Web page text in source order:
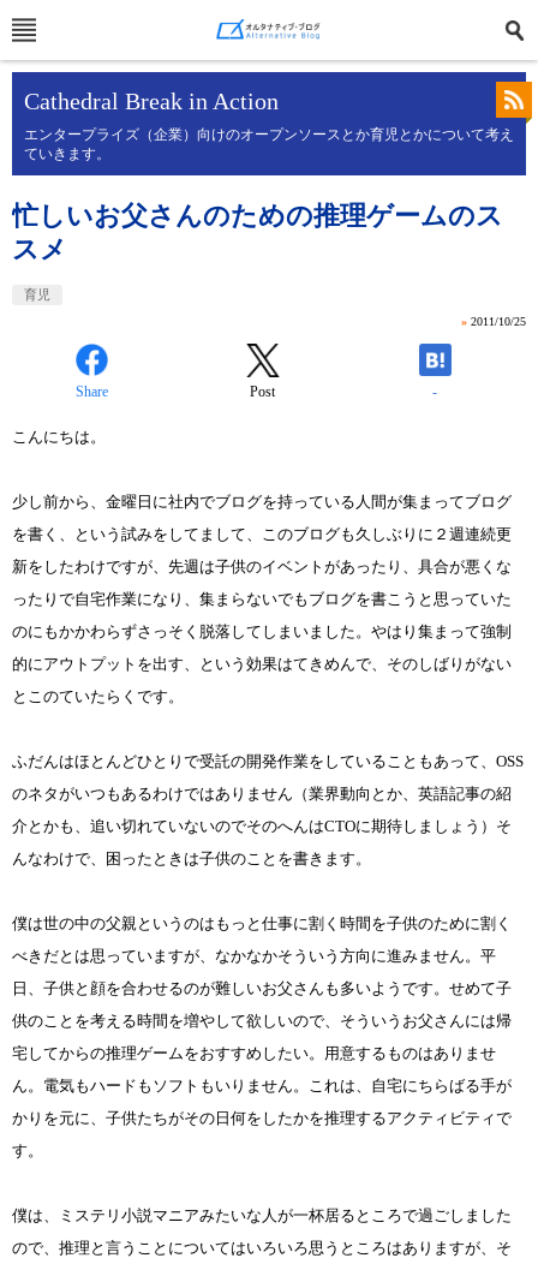
Cathedral Break in Action
エンタープライズ（企業）向けのオープンソースとか育児とかについて考え
ていきます。
忙しいお父さんのための推理ゲームのス
スメ
育児
» 2011/10/25
Share Post -
こんにちは。
少し前から、金曜日に社内でブログを持っている人間が集まってブログ
を書く、という試みをしてまして、このブログも久しぶりに２週連続更
新をしたわけですが、先週は子供のイベントがあったり、具合が悪くな
ったりで自宅作業になり、集まらないでもブログを書こうと思っていた
のにもかかわらずさっそく脱落してしまいました。やはり集まって強制
的にアウトプットを出す、という効果はてきめんで、そのしばりがない
とこのていたらくです。
ふだんはほとんどひとりで受託の開発作業をしていることもあって、OSS
のネタがいつもあるわけではありません（業界動向とか、英語記事の紹
介とかも、追い切れていないのでそのへんはCTOに期待しましょう）そ
んなわけで、困ったときは子供のことを書きます。
僕は世の中の父親というのはもっと仕事に割く時間を子供のために割く
べきだとは思っていますが、なかなかそういう方向に進みません。平
日、子供と顔を合わせるのが難しいお父さんも多いようです。せめて子
供のことを考える時間を増やして欲しいので、そういうお父さんには帰
宅してからの推理ゲームをおすすめしたい。用意するものはありませ
ん。電気もハードもソフトもいりません。これは、自宅にちらばる手が
かりを元に、子供たちがその日何をしたかを推理するアクティビティで
す。
僕は、ミステリ小説マニアみたいな人が一杯居るところで過ごしました
ので、推理と言うことについてはいろいろ思うところはありますが、そ